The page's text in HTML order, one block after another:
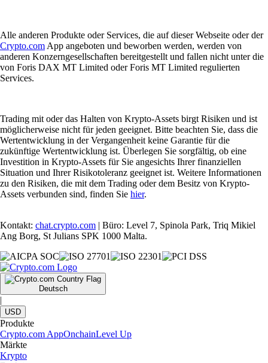
Alle anderen Produkte oder Services, die auf dieser Webseite oder der
Crypto.com App angeboten und beworben werden, werden von
anderen Konzerngesellschaften bereitgestellt und fallen nicht unter die
von Foris DAX MT Limited oder Foris MT Limited regulierten
Services.
Trading mit oder das Halten von Krypto-Assets birgt Risiken und ist
möglicherweise nicht für jeden geeignet. Bitte beachten Sie, dass die
Wertentwicklung in der Vergangenheit keine Garantie für die
zukünftige Wertentwicklung ist. Überlegen Sie sorgfältig, ob eine
Investition in Krypto-Assets für Sie angesichts Ihrer finanziellen
Situation und Ihrer Risikotoleranz geeignet ist. Weitere Informationen
zu den Risiken, die mit dem Trading oder dem Besitz von Krypto-
Assets verbunden sind, finden Sie hier.
Kontakt: chat.crypto.com | Büro: Level 7, Spinola Park, Triq Mikiel
Ang Borg, St Julians SPK 1000 Malta.
Deutsch
|
USD
Produkte
Crypto.com AppOnchainLevel Up
Märkte
Krypto